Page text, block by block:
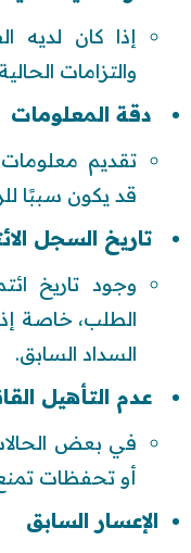
إذا كان لديه
والتزامات
دقة المعلومات
تقديم
قد يكون سببًا
تاريخ السجل
وجود تاريخ
الطلب، خاصة
السداد السابق.
عدم التأهيل
في بعض
أو تحفظات
الإعسار السابق